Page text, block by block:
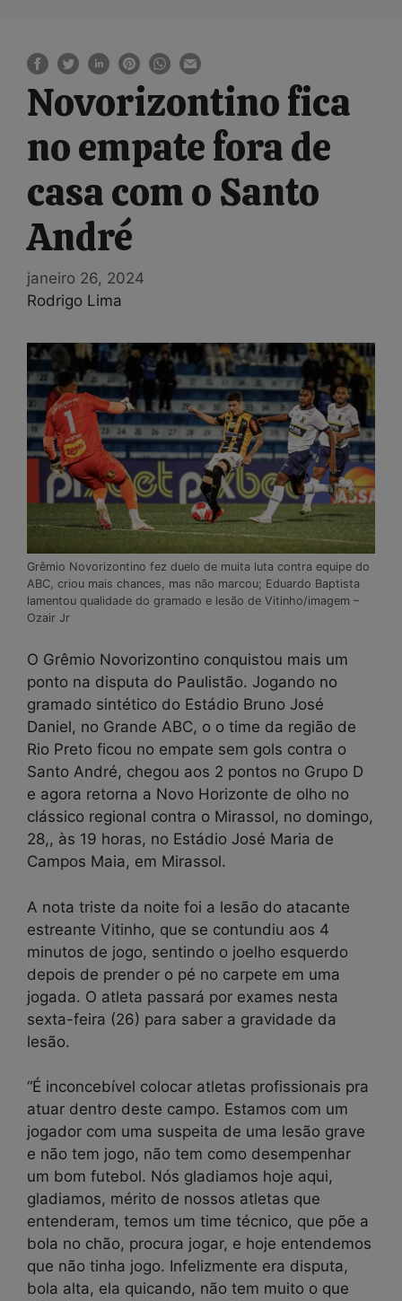
Novorizontino fica
no empate fora de
casa com o Santo
André
janeiro 26, 2024
Rodrigo Lima
Grêmio Novorizontino fez duelo de muita luta contra equipe do
ABC, criou mais chances, mas não marcou; Eduardo Baptista
lamentou qualidade do gramado e lesão de Vitinho/imagem –
Ozair Jr
O Grêmio Novorizontino conquistou mais um
ponto na disputa do Paulistão. Jogando no
gramado sintético do Estádio Bruno José
Daniel, no Grande ABC, o o time da região de
Rio Preto ficou no empate sem gols contra o
Santo André, chegou aos 2 pontos no Grupo D
e agora retorna a Novo Horizonte de olho no
clássico regional contra o Mirassol, no domingo,
28,, às 19 horas, no Estádio José Maria de
Campos Maia, em Mirassol.
A nota triste da noite foi a lesão do atacante
estreante Vitinho, que se contundiu aos 4
minutos de jogo, sentindo o joelho esquerdo
depois de prender o pé no carpete em uma
jogada. O atleta passará por exames nesta
sexta-feira (26) para saber a gravidade da
lesão.
“É inconcebível colocar atletas profissionais pra
atuar dentro deste campo. Estamos com um
jogador com uma suspeita de uma lesão grave
e não tem jogo, não tem como desempenhar
um bom futebol. Nós gladiamos hoje aqui,
gladiamos, mérito de nossos atletas que
entenderam, temos um time técnico, que põe a
bola no chão, procura jogar, e hoje entendemos
que não tinha jogo. Infelizmente era disputa,
bola alta, ela quicando, não tem muito o que